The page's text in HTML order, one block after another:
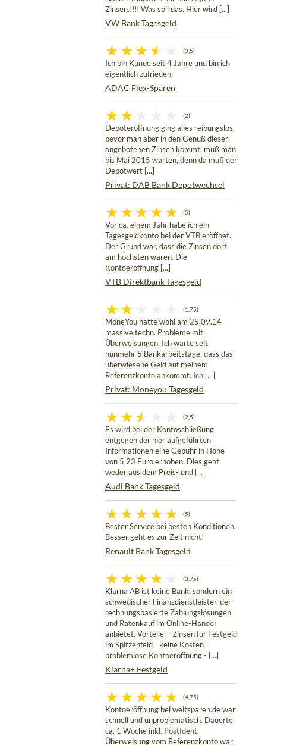
Zinsen.!!!! Was soll das. Hier wird [...]
VW Bank Tagesgeld
(3,5)
Ich bin Kunde seit 4 Jahre und bin ich
eigentlich zufrieden.
ADAC Flex-Sparen
(2)
Depoteröffnung ging alles reibungslos,
bevor man aber in den Genuß dieser
angebotenen Zinsen kommt, muß man
bis Mai 2015 warten, denn da muß der
Depotwert [...]
Privat: DAB Bank Depotwechsel
(5)
Vor ca. einem Jahr habe ich ein
Tagesgeldkonto bei der VTB eröffnet.
Der Grund war, dass die Zinsen dort
am höchsten waren. Die
Kontoeröffnung [...]
VTB Direktbank Tagesgeld
(1,75)
MoneYou hatte wohl am 25.09.14
massive techn. Probleme mit
Überweisungen. Ich warte seit
nunmehr 5 Bankarbeitstage, dass das
überwiesene Geld auf meinem
Referenzkonto ankommt. Ich [...]
Privat: Moneyou Tagesgeld
(2,5)
Es wird bei der Kontoschließung
entgegen der hier aufgeführten
Informationen eine Gebühr in Höhe
von 5,23 Euro erhoben. Dies geht
weder aus dem Preis- und [...]
Audi Bank Tagesgeld
(5)
Bester Service bei besten Konditionen.
Besser geht es zur Zeit nicht!
Renault Bank Tagesgeld
(3,75)
Klarna AB ist keine Bank, sondern ein
schwedischer Finanzdienstleister, der
rechnungsbasierte Zahlungslösungen
und Ratenkauf im Online-Handel
anbietet. Vorteile: - Zinsen für Festgeld
im Spitzenfeld - keine Kosten -
problemlose Kontoeröffnung - [...]
Klarna+ Festgeld
(4,75)
Kontoeröffnung bei weltsparen.de war
schnell und unproblematisch. Dauerte
ca. 1 Woche inkl. PostIdent.
Überweisung vom Referenzkonto war